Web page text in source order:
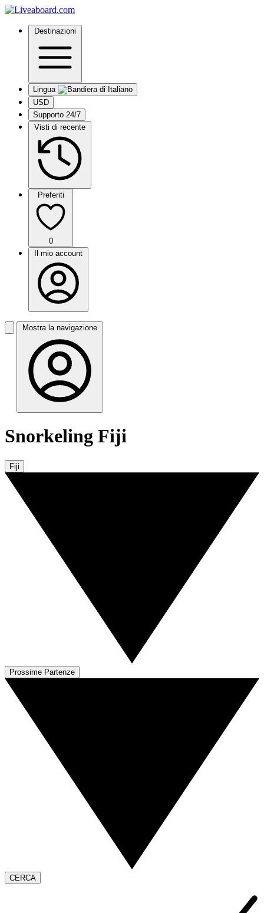
Destinazioni
Lingua
USD
Supporto 24/7
Visti di recente
Preferiti
0
Il mio account
Mostra la navigazione
Snorkeling Fiji
Fiji
Prossime Partenze
CERCA